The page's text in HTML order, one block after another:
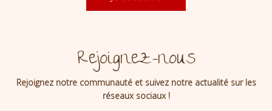
Rejoignez-nous
Rejoignez notre communauté et suivez notre actualité sur les
réseaux sociaux !